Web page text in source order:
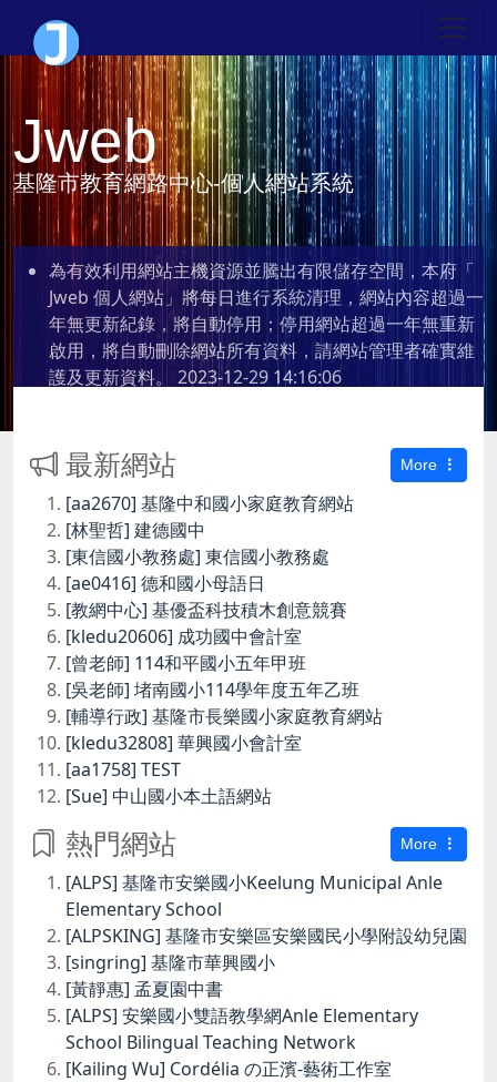
Jweb
基隆市教育網路中心-個人網站系統
為有效利用網站主機資源並騰出有限儲存空間，本府「
Jweb 個人網站」將每日進行系統清理，網站內容超過一
年無更新紀錄，將自動停用；停用網站超過一年無重新
啟用，將自動刪除網站所有資料，請網站管理者確實維
護及更新資料。 2023-12-29 14:16:06
最新網站 More
[aa2670] 基隆中和國小家庭教育網站
[林聖哲] 建德國中
[東信國小教務處] 東信國小教務處
[ae0416] 德和國小母語日
[教網中心] 基優盃科技積木創意競賽
[kledu20606] 成功國中會計室
[曾老師] 114和平國小五年甲班
[吳老師] 堵南國小114學年度五年乙班
[輔導行政] 基隆市長樂國小家庭教育網站
[kledu32808] 華興國小會計室
[aa1758] TEST
[Sue] 中山國小本土語網站
熱門網站 More
[ALPS] 基隆市安樂國小Keelung Municipal Anle
Elementary School
[ALPSKING] 基隆市安樂區安樂國民小學附設幼兒園
[singring] 基隆市華興國小
[黃靜惠] 孟夏園中書
[ALPS] 安樂國小雙語教學網Anle Elementary
School Bilingual Teaching Network
[Kailing Wu] Cordélia の正濱-藝術工作室